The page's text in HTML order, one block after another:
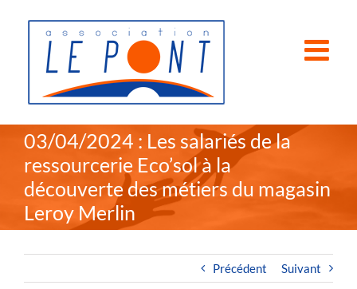
03/04/2024 : Les salariés de la
ressourcerie Eco’sol à la
découverte des métiers du magasin
Leroy Merlin
Précédent Suivant